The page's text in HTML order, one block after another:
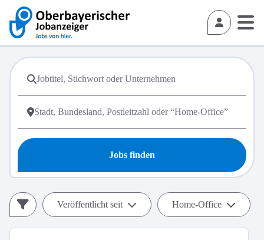
Jobs finden
Veröffentlicht seit Home-Office